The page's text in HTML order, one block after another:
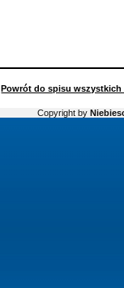
Powrót do spisu wszystkich
Copyright by